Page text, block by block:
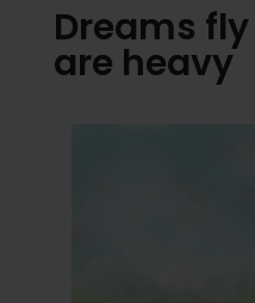
Dreams
are heavy